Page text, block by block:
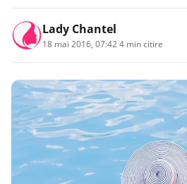
Lady Chantel
18 mai 2016, 07:424 min citire